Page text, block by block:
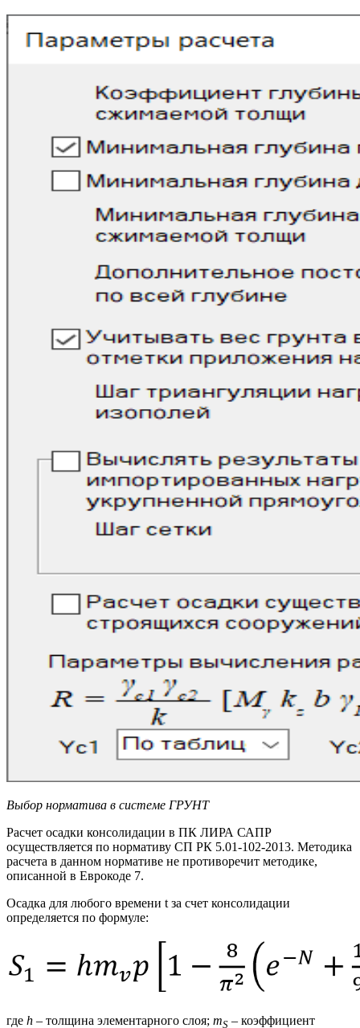
Выбор норматива в системе ГРУНТ
Расчет осадки консолидации в ПК ЛИРА САПР
осуществляется по нормативу СП РК 5.01-102-2013. Методика
расчета в данном нормативе не противоречит методике,
описанной в Еврокоде 7.
Осадка для любого времени t за счет консолидации
определяется по формуле:
где h – толщина элементарного слоя; mЅ – коэффициент